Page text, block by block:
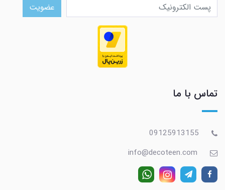
عضویت
تماس با ما